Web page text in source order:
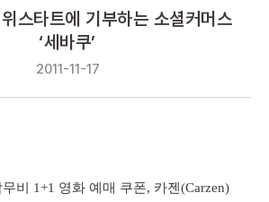
스타트에 기부하는 소셜커머스
‘세바쿠’
2011-11-17
비 1+1 영화 예매 쿠폰, 카젠(Carzen)